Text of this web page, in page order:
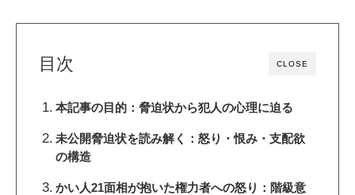
CLOSE
目次
本記事の目的：脅迫状から犯人の心理に迫る
未公開脅迫状を読み解く：怒り・恨み・支配欲
の構造
かい人21面相が抱いた権力者への怒り：階級意